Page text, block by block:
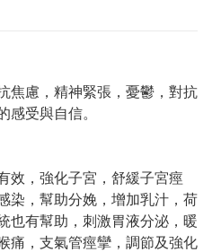
焦慮，精神緊張，憂鬱，對抗
感受與自信。
效，強化子宮，舒緩子宮痙
染，幫助分娩，增加乳汁，荷
也有幫助，刺激胃液分泌，暖
痛，支氣管痙攣，調節及強化